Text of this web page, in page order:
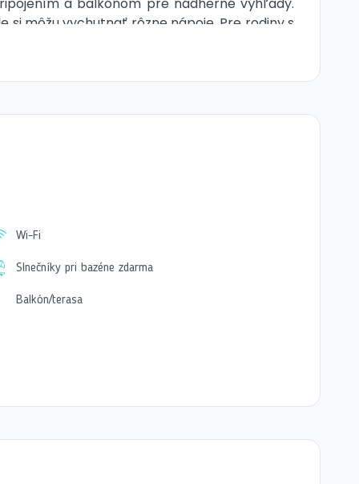
si môžu vychutnať rôzne nápoje. Pre rodiny s
pre každého, kto hľadá nezabudnuteľnú
Wi-Fi
Slnečníky pri bazéne zdarma
Balkón/terasa